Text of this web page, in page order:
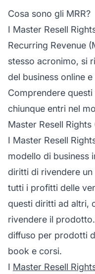
Cosa sono gli MRR?
I Master Resell
Recurring Revenue
stesso acronimo, si
del business online e
Comprendere
chiunque entri nel
Master Resell Rights
I Master Resell
modello di business
diritti di rivendere
tutti i profitti delle
questi diritti ad altri,
rivendere il
diffuso per prodotti
book e corsi.
I Master Resell